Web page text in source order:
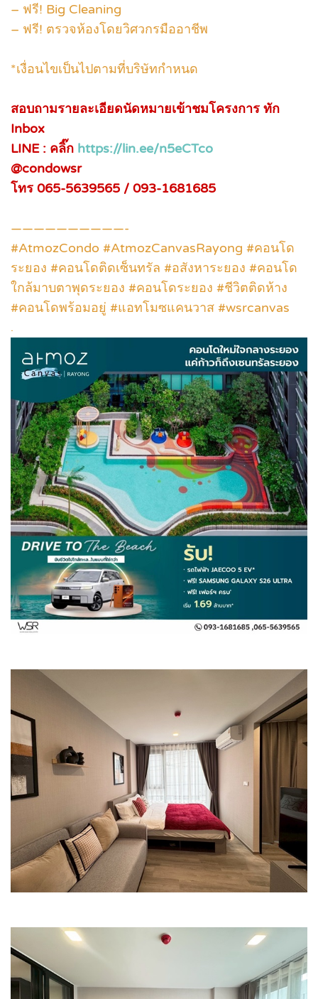
– ฟรี! Big Cleaning
– ฟรี! ตรวจห้องโดยวิศวกรมืออาชีพ
*เงื่อนไขเป็นไปตามที่บริษัทกำหนด
สอบถามรายละเอียดนัดหมายเข้าชมโครงการ ทัก
Inbox
LINE : คลิ๊ก https://lin.ee/n5eCTco
@condowsr
โทร 065-5639565 / 093-1681685
——————————-
#AtmozCondo #AtmozCanvasRayong #คอนโด
ระยอง #คอนโดติดเซ็นทรัล #อสังหาระยอง #คอนโด
ใกล้มาบตาพุดระยอง #คอนโดระยอง #ชีวิตติดห้าง
#คอนโดพร้อมอยู่ #แอทโมซแคนวาส #wsrcanvas
.